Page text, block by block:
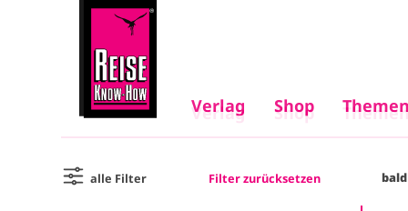
Verlag Shop
M
Verlag Shop
alle Filter Filter zurücksetzen